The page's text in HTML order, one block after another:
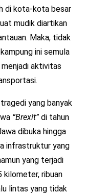
di kota-kota besar
mudik diartikan
Maka, tidak
ini semula
aktivitas
yang banyak
“Brexit”di tahun
dibuka hingga
infrastruktur yang
yang terjadi
kilometer, ribuan
lintas yang tidak